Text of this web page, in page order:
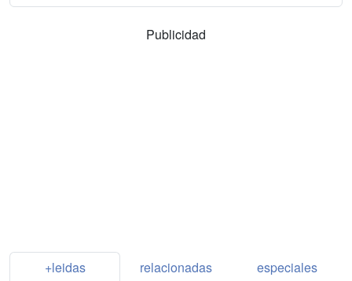
Publicidad
+leidas relacionadas
especiales